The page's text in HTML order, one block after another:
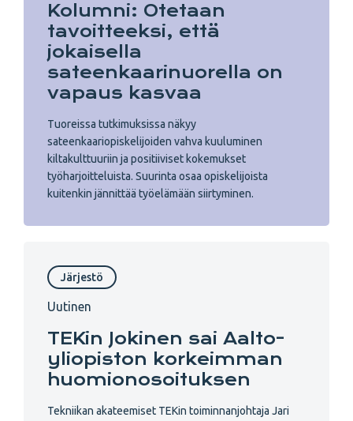
Kolumni: Otetaan
tavoitteeksi, että
jokaisella
sateenkaarinuorella on
vapaus kasvaa
Tuoreissa tutkimuksissa näkyy
sateenkaariopiskelijoiden vahva kuuluminen
kiltakulttuuriin ja positiiviset kokemukset
työharjoitteluista. Suurinta osaa opiskelijoista
kuitenkin jännittää työelämään siirtyminen.
Järjestö
Uutinen
TEKin Jokinen sai Aalto-
yliopiston korkeimman
huomionosoituksen
Tekniikan akateemiset TEKin toiminnanjohtaja Jari